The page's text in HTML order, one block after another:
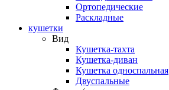
Ортопедические
Раскладные
кушетки
Вид
Кушетка-тахта
Кушетка-диван
Кушетка односпальная
Двуспальные